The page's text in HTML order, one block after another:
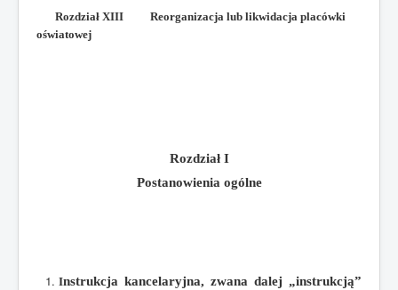
Rozdział XIII Reorganizacja lub likwidacja placówki
oświatowej
Rozdział I
Postanowienia ogólne
Instrukcja kancelaryjna, zwana dalej „instrukcją”